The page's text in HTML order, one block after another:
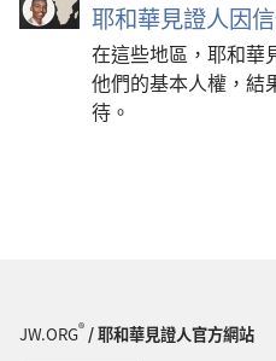
耶和華見證人因
在這些地區，耶和華
他們的基本人權，結
待。
JW.ORG® / 耶和華見證人官方網站